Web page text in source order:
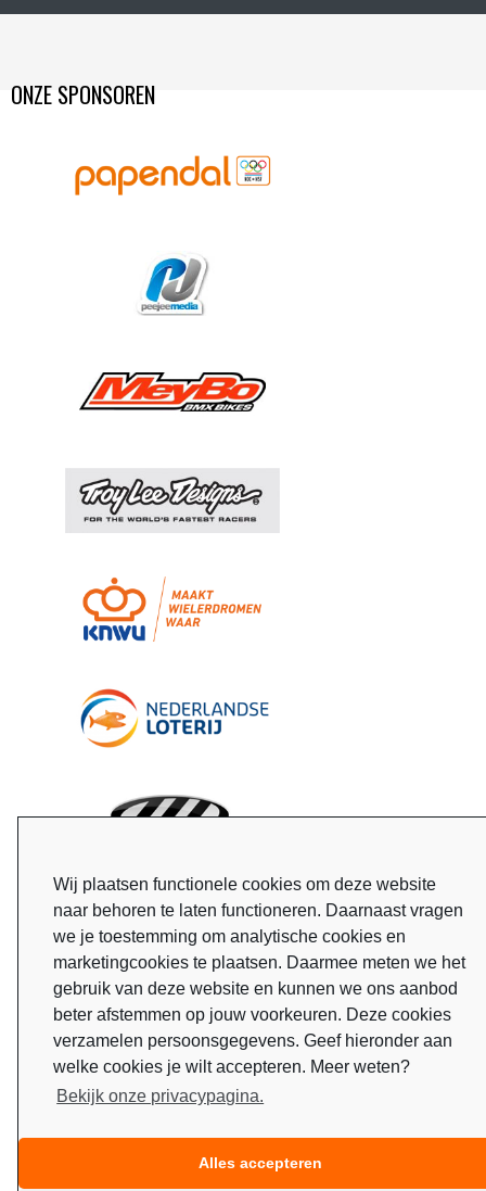
Wij plaatsen functionele cookies om deze website
naar behoren te laten functioneren. Daarnaast vragen
we je toestemming om analytische cookies en
marketingcookies te plaatsen. Daarmee meten we het
gebruik van deze website en kunnen we ons aanbod
beter afstemmen op jouw voorkeuren. Deze cookies
verzamelen persoonsgegevens. Geef hieronder aan
welke cookies je wilt accepteren. Meer weten?
Bekijk onze privacypagina.
Alles accepteren
ONZE SPONSOREN